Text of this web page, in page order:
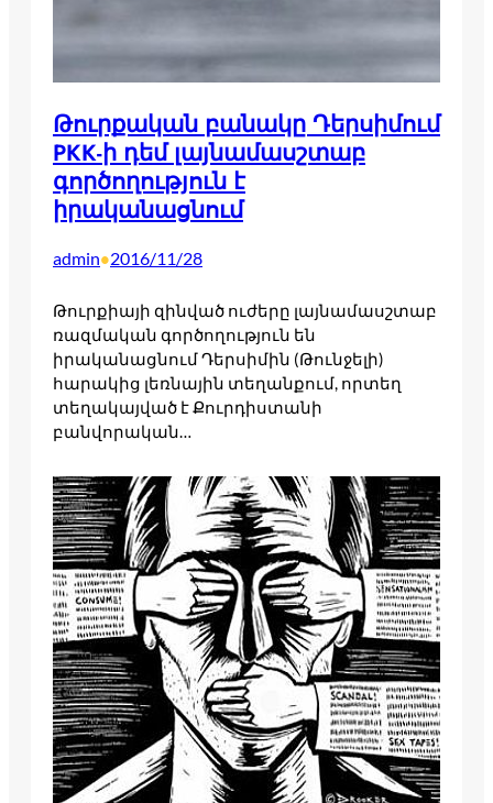
Թուրքական բանակը Դերսիմում
PKK-ի դեմ լայնամասշտաբ
գործողություն է
իրականացնում
admin•2016/11/28
Թուրքիայի զինված ուժերը լայնամասշտաբ
ռազմական գործողություն են
իրականացնում Դերսիմին (Թունջելի)
հարակից լեռնային տեղանքում, որտեղ
տեղակայված է Քուրդիստանի
բանվորական…